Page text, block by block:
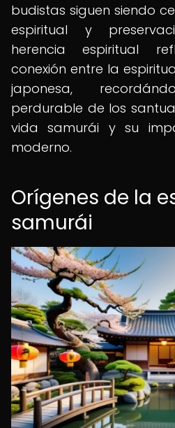
budistas siguen siendo
espiritual y
herencia espiritual
conexión entre la
japonesa,
perdurable de los
vida samurái y su
moderno.
Orígenes de la
samurái